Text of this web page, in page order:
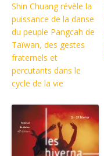
Shin Chuang révèle la
puissance de la danse
du peuple Pangcah de
Taïwan, des gestes
fraternels et
percutants dans le
cycle de la vie